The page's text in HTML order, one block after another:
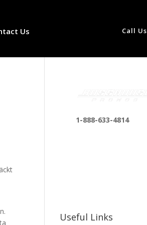
Us Call Us
1-888-633-4814
Useful Links